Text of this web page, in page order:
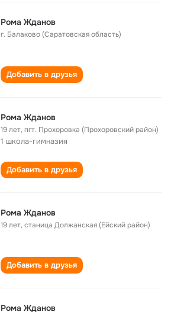
Рома Жданов
г. Балаково (Саратовская область)
Добавить в друзья
Рома Жданов
19 лет,пгт. Прохоровка (Прохоровский район)
1 школа-гимназия
Добавить в друзья
Рома Жданов
19 лет,станица Должанская (Ейский район)
Добавить в друзья
Рома Жданов